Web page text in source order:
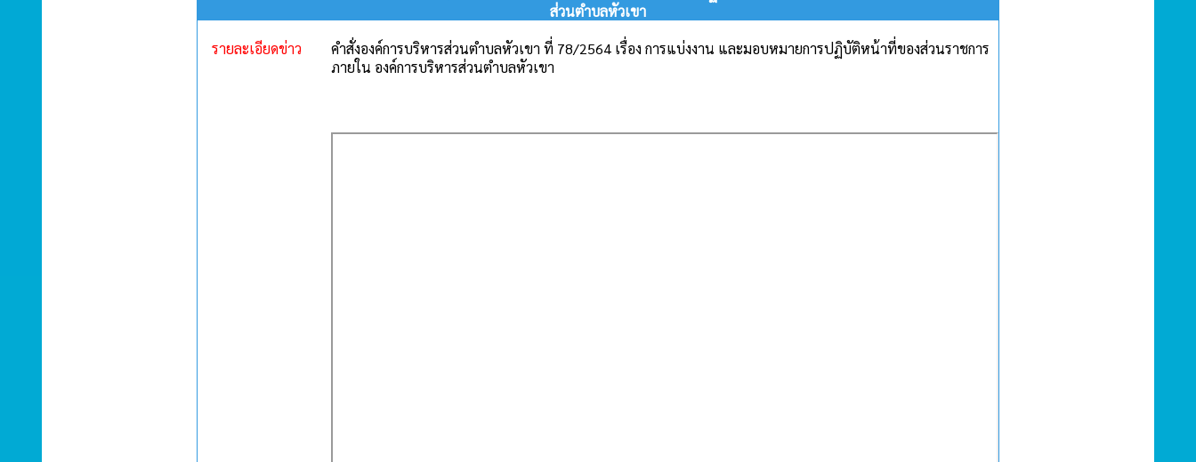
ส่วนตำบลหัวเขา
รายละเอียดข่าว
คำสั่งองค์การบริหารส่วนตำบลหัวเขา ที่ 78/2564 เรื่อง การแบ่งงาน และมอบหมายการปฏิบัติหน้าที่ของส่วนราชการ
ภายใน องค์การบริหารส่วนตำบลหัวเขา